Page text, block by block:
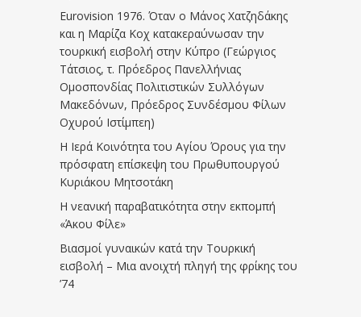
Eurovision 1976. Όταν ο Μάνος Χατζηδάκης
και η Μαρίζα Κοχ κατακεραύνωσαν την
τουρκική εισβολή στην Κύπρο (Γεώργιος
Τάτσιος, τ. Πρόεδρος Πανελλήνιας
Ομοσπονδίας Πολιτιστικών Συλλόγων
Μακεδόνων, Πρόεδρος Συνδέσμου Φίλων
Οχυρού Ιστίμπεη)
Η Ιερά Κοινότητα του Αγίου Όρους για την
πρόσφατη επίσκεψη του Πρωθυπουργού
Κυριάκου Μητσοτάκη
Η νεανική παραβατικότητα στην εκπομπή
«Άκου Φίλε»
Βιασμοί γυναικών κατά την Τουρκική
εισβολή – Μια ανοιχτή πληγή της φρίκης του
’74